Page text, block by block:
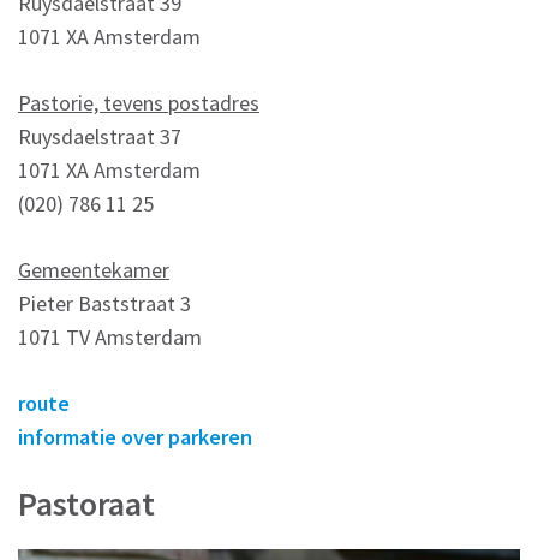
1071 XA Amsterdam
Pastorie, tevens postadres
Ruysdaelstraat 37
1071 XA Amsterdam
(020) 786 11 25
Gemeentekamer
Pieter Baststraat 3
1071 TV Amsterdam
route
informatie over parkeren
Pastoraat